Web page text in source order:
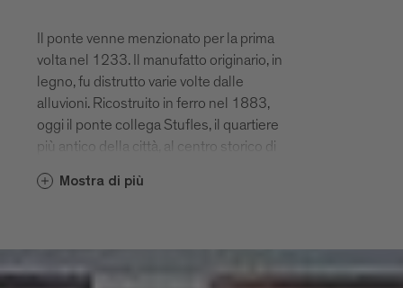
Il ponte venne menzionato per la prima
volta nel 1233. Il manufatto originario, in
legno, fu distrutto varie volte dalle
alluvioni. Ricostruito in ferro nel 1883,
oggi il ponte collega Stufles, il quartiere
più antico della città, al centro storico di
uno scorcio particolarmente suggestivo
Bressanone, le cose da vedere sono
davvero tante e scattarvi una foto è…
Mostra di più